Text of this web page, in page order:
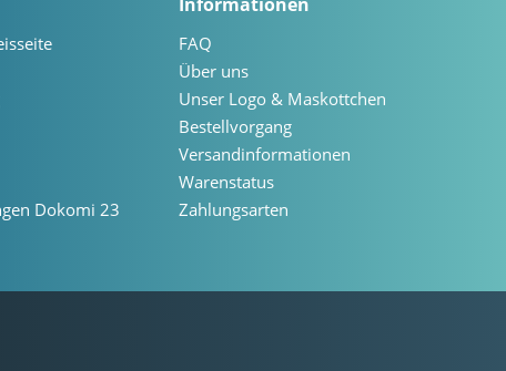
Dokomi 23
FAQ
Über uns
Unser Logo & Maskottchen
Bestellvorgang
Versandinformationen
Warenstatus
Zahlungsarten